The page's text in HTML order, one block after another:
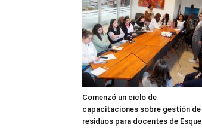
Comenzó un ciclo de
capacitaciones sobre gestión de
residuos para docentes de Esquel